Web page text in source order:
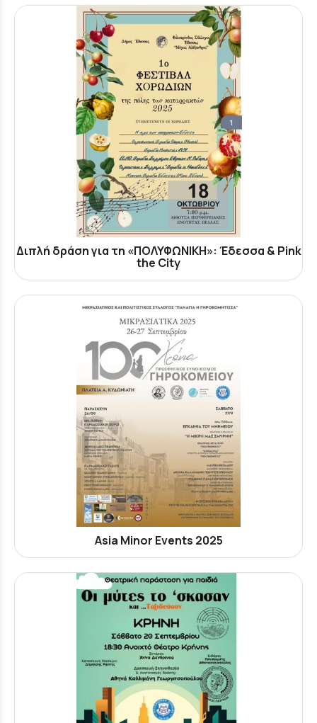
Διπλή δράση για τη «ΠΟΛΥΦΩΝΙΚΗ»: Έδεσσα & Pink
the City
Asia Minor Events 2025